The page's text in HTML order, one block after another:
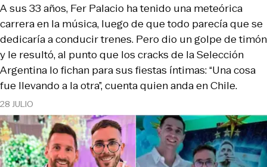
28 JULIO
A sus 33 años, Fer Palacio ha tenido una meteórica
carrera en la música, luego de que todo parecía que se
dedicaría a conducir trenes. Pero dio un golpe de timón
y le resultó, al punto que los cracks de la Selección
Argentina lo fichan para sus fiestas íntimas: “Una cosa
fue llevando a la otra”, cuenta quien anda en Chile.